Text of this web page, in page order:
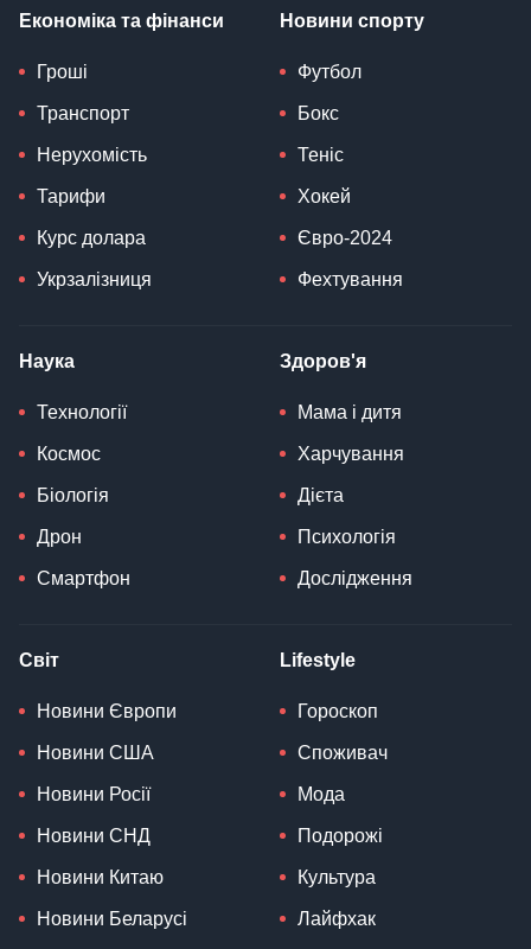
Економіка та фінанси
Гроші
Транспорт
Нерухомість
Тарифи
Курс долара
Укрзалізниця
Новини спорту
Футбол
Бокс
Теніс
Хокей
Євро-2024
Фехтування
Наука
Технології
Космос
Біологія
Дрон
Смартфон
Здоров'я
Мама і дитя
Харчування
Дієта
Психологія
Дослідження
Світ
Новини Європи
Новини США
Новини Росії
Новини СНД
Новини Китаю
Новини Беларусі
Lifestyle
Гороскоп
Споживач
Мода
Подорожі
Культура
Лайфхак